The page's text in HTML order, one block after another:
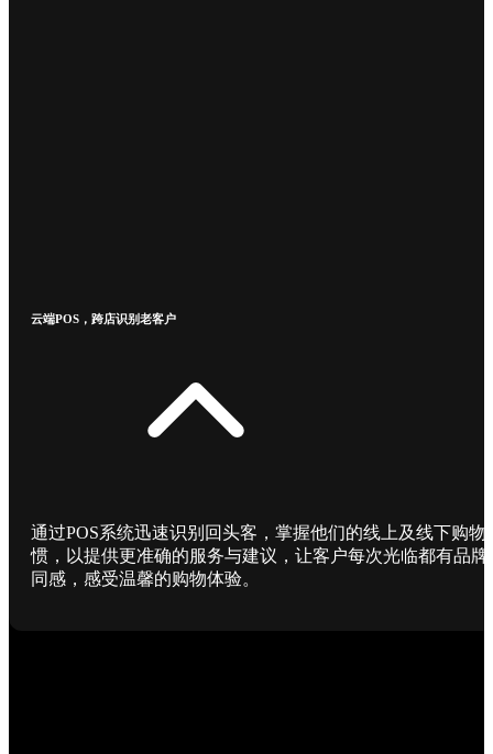
云端POS，跨店识别老客户
通过POS系统迅速识别回头客，掌握他们的线上及线下购物
惯，以提供更准确的服务与建议，让客户每次光临都有品牌
同感，感受温馨的购物体验。